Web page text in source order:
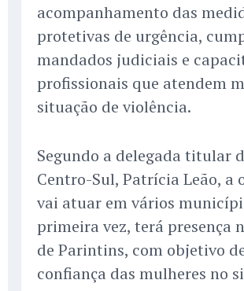
acompanhamento das
protetivas de urgência,
mandados judiciais e
profissionais que atendem
situação de violência.
Segundo a delegada titular
Centro-Sul, Patrícia Leão, a
vai atuar em vários
primeira vez, terá presença
de Parintins, com objetivo
confiança das mulheres no